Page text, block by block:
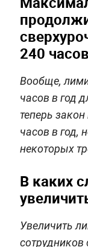
240
Вообще,
часов в год
теперь
часов в год,
некоторых
В каких
Увеличить
сотрудников